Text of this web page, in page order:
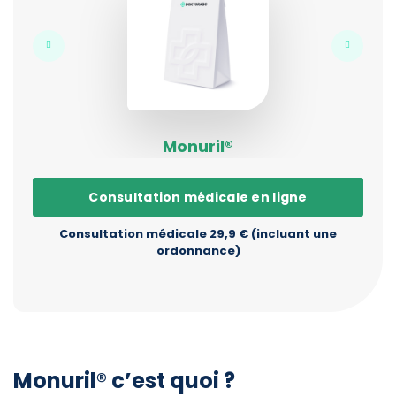
Monuril®
Consultation médicale en ligne
Consultation médicale 29,9 € (incluant une
ordonnance)
Monuril® c’est quoi ?